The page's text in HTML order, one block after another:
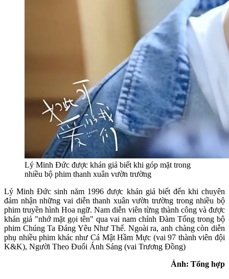
Lý Minh Đức được khán giả biết khi góp mặt trong
nhiều bộ phim thanh xuân vườn trường
Lý Minh Đức sinh năm 1996 được khán giả biết đến khi chuyên
đảm nhận những vai diễn thanh xuân vườn trường trong nhiều bộ
phim truyền hình Hoa ngữ. Nam diễn viên từng thành công và được
khán giả "nhớ mặt gọi tên" qua vai nam chính Đàm Tống trong bộ
phim Chúng Ta Đáng Yêu Như Thế. Ngoài ra, anh chàng còn diễn
phụ nhiều phim khác như Cá Mật Hầm Mực (vai 97 thành viên đội
K&K), Người Theo Đuổi Ánh Sáng (vai Trương Đồng)
Ảnh: Tổng hợp